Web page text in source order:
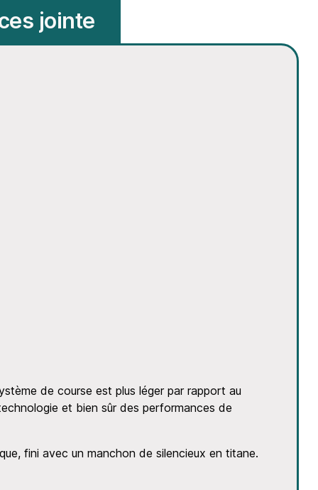
jointe
de course est plus léger par rapport au
et bien sûr des performances de
fini avec un manchon de silencieux en titane.